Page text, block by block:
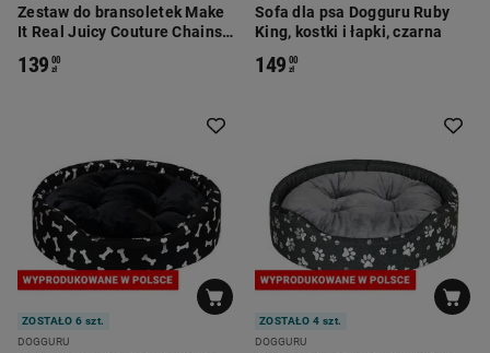
Zestaw do bransoletek Make
It Real Juicy Couture Chains
139 00
zł
Sofa dla psa Dogguru Ruby
King, kostki i łapki, czarna
149 00
zł
ZOSTAŁO 6 szt.
DOGGURU
ZOSTAŁO 4 szt.
DOGGURU